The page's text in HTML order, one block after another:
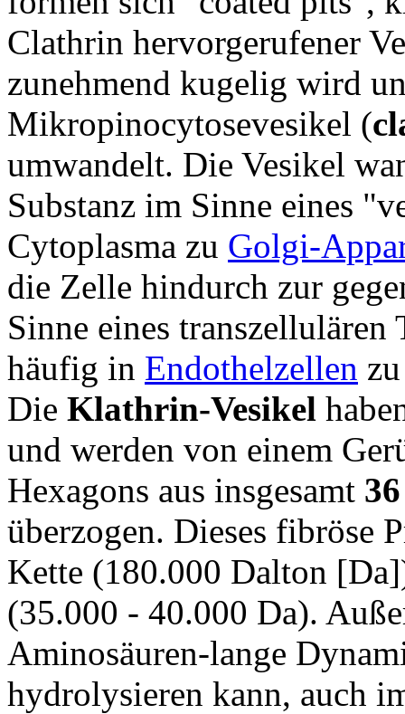
Clathrin hervorgerufener
zunehmend kugelig wird
Mikropinocytosevesikel (
umwandelt. Die Vesikel
Substanz im Sinne eines
Cytoplasma zu Golgi-
die Zelle hindurch zur
Sinne eines
häufig in Endothelzellen
Die Klathrin-Vesikel
und werden von einem
Hexagons aus insgesamt
überzogen. Dieses fibröse
Kette (180.000 Dalton
(35.000 - 40.000 Da).
Aminosäuren-lange
hydrolysieren kann, auch